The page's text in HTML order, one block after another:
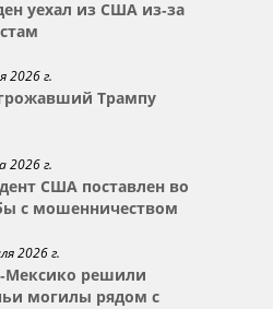
уехал из США из-за
2026 г.
Трампу
2026 г.
США поставлен во
с мошенничеством
2026 г.
Мексико решили
могилы рядом с